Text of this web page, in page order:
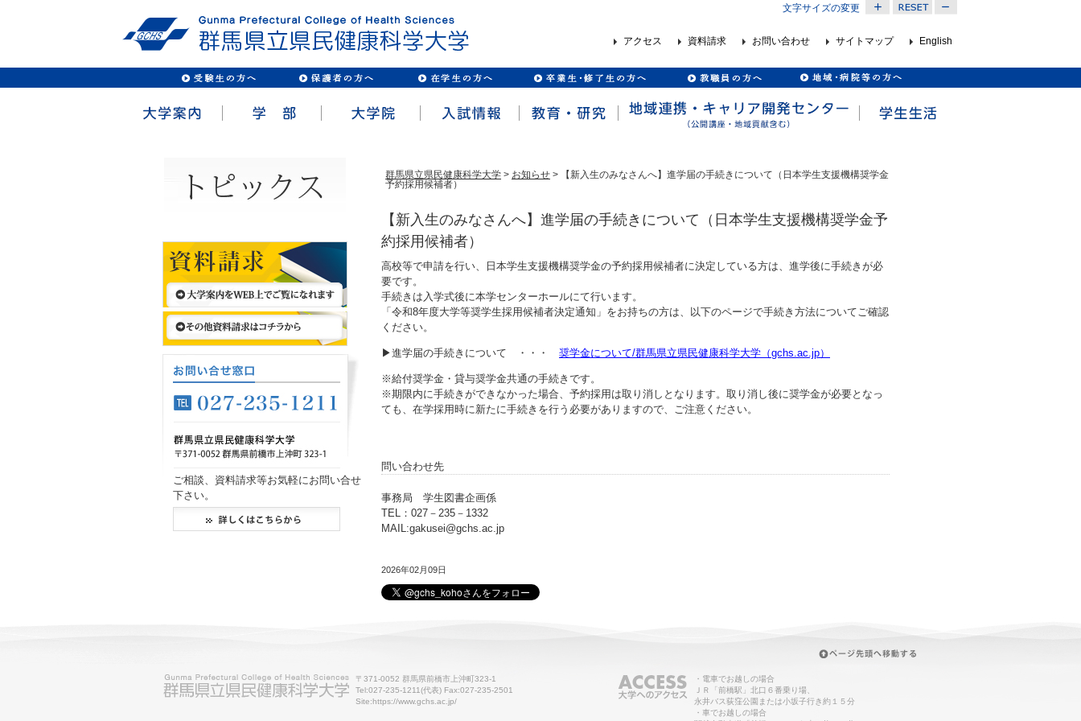
文字サイズの変更
アクセス 資料請求 お問い合わせ サイトマップ English
群馬県立県民健康科学大学 > お知らせ > 【新入生のみなさんへ】進学届の手続きについて（日本学生支援機構奨学金
予約採用候補者）
【新入生のみなさんへ】進学届の手続きについて（日本学生支援機構奨学金予
約採用候補者）
高校等で申請を行い、日本学生支援機構奨学金の予約採用候補者に決定している方は、進学後に手続きが必
要です。
手続きは入学式後に本学センターホールにて行います。
「令和8年度大学等奨学生採用候補者決定通知」をお持ちの方は、以下のページで手続き方法についてご確認
ください。
▶進学届の手続きについて ・・・ 奨学金について/群馬県立県民健康科学大学（gchs.ac.jp）
※給付奨学金・貸与奨学金共通の手続きです。
※期限内に手続きができなかった場合、予約採用は取り消しとなります。取り消し後に奨学金が必要となっ
ても、在学採用時に新たに手続きを行う必要がありますので、ご注意ください。
問い合わせ先
事務局 学生図書企画係
TEL：027－235－1332
MAIL:gakusei@gchs.ac.jp
2026年02月09日
ご相談、資料請求等お気軽にお問い合せ
下さい。
〒371-0052 群馬県前橋市上沖町323-1
Tel:027-235-1211(代表) Fax:027-235-2501
Site:https://www.gchs.ac.jp/
・電車でお越しの場合
ＪＲ「前橋駅」北口６番乗り場、
永井バス荻窪公園または小坂子行き約１５分
・車でお越しの場合